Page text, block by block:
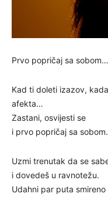
Prvo popričaj sa sobom…
Kad ti doleti izazov,
afekta…
Zastani, osvijesti se
i prvo popričaj sa sobom.
Uzmi trenutak da se
i dovedeš u ravnotežu.
Udahni par puta